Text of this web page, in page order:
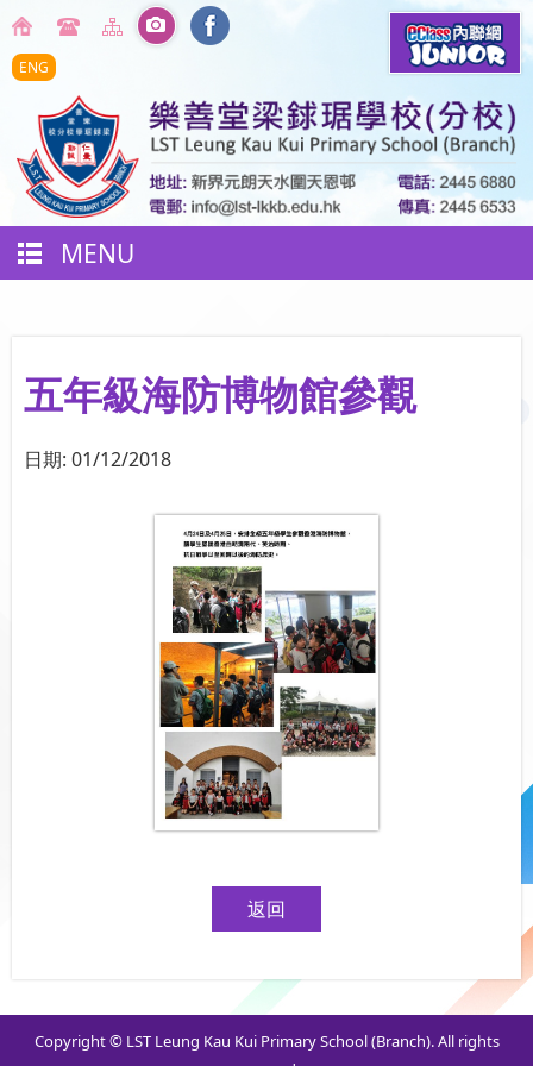
ENG
MENU
五年級海防博物館參觀
日期: 01/12/2018
返回
Copyright © LST Leung Kau Kui Primary School (Branch). All rights